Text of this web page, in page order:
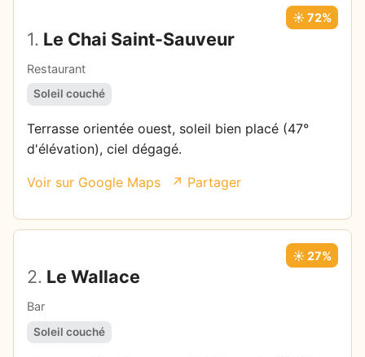
1. Le Chai Saint-Sauveur
Restaurant
☀️ 72%
Soleil couché
Terrasse orientée ouest, soleil bien placé (47°
d'élévation), ciel dégagé.
Voir sur Google Maps ↗ Partager
2. Le Wallace
Bar
☀️ 27%
Soleil couché